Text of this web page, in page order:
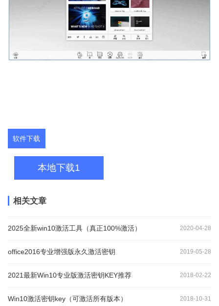
软件下载
本地下载1
相关文章
2025全新win10激活工具（真正100%激活） 2020-04-28
office2016专业增强版永久激活密钥 2019-05-28
2021最新Win10专业版激活密钥KEY推荐 2018-02-22
Win10激活密钥key（可激活所有版本） 2018-10-31